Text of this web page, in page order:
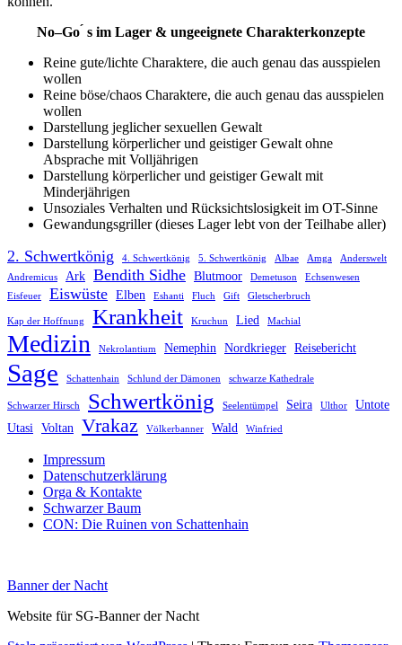
No–Go s im Lager & ungeeignete Charakterkonzepte
Reine gute/lichte Charaktere, die auch genau das ausspielen
wollen
Reine böse/chaos Charaktere, die auch genau das ausspielen
wollen
Darstellung jeglicher sexuellen Gewalt
Darstellung körperlicher und geistiger Gewalt ohne
Absprache mit Volljährigen
Darstellung körperlicher und geistiger Gewalt mit
Minderjährigen
Unsoziales Verhalten und Rücksichtslosigkeit im OT-Sinne
Gewandungsgriller (dieses Lager lebt von der Teilhabe aller)
2. Schwertkönig 4. Schwertkönig 5. Schwertkönig Albae Amga
Anderswelt
Andremicus
Ark Bendith Sidhe Blutmoor Demetuson
Echsenwesen
Eisfeuer
Eiswüste Elben Eshanti Fluch Gift Gletscherbruch
Kap der Hoffnung Krankheit Kruchun Lied Machial
Medizin Nekrolantium Nemephin Nordkrieger Reisebericht
Sage Schattenhain Schlund der Dämonen schwarze Kathedrale
Schwarzer Hirsch Schwertkönig Seelentümpel Seira Ulthor
Untote
Utasi
Voltan Vrakaz Völkerbanner Wald Winfried
Impressum
Datenschutzerklärung
Orga & Kontakte
Schwarzer Baum
CON: Die Ruinen von Schattenhain
Banner der Nacht
Website für SG-Banner der Nacht